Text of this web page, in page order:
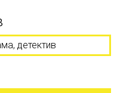
детектив